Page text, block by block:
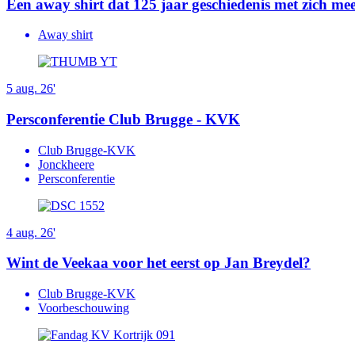
Een away shirt dat 125 jaar geschiedenis met zich
Away shirt
5 aug. 26'
Persconferentie Club Brugge - KVK
Club Brugge-KVK
Jonckheere
Persconferentie
4 aug. 26'
Wint de Veekaa voor het eerst op Jan Breydel?
Club Brugge-KVK
Voorbeschouwing